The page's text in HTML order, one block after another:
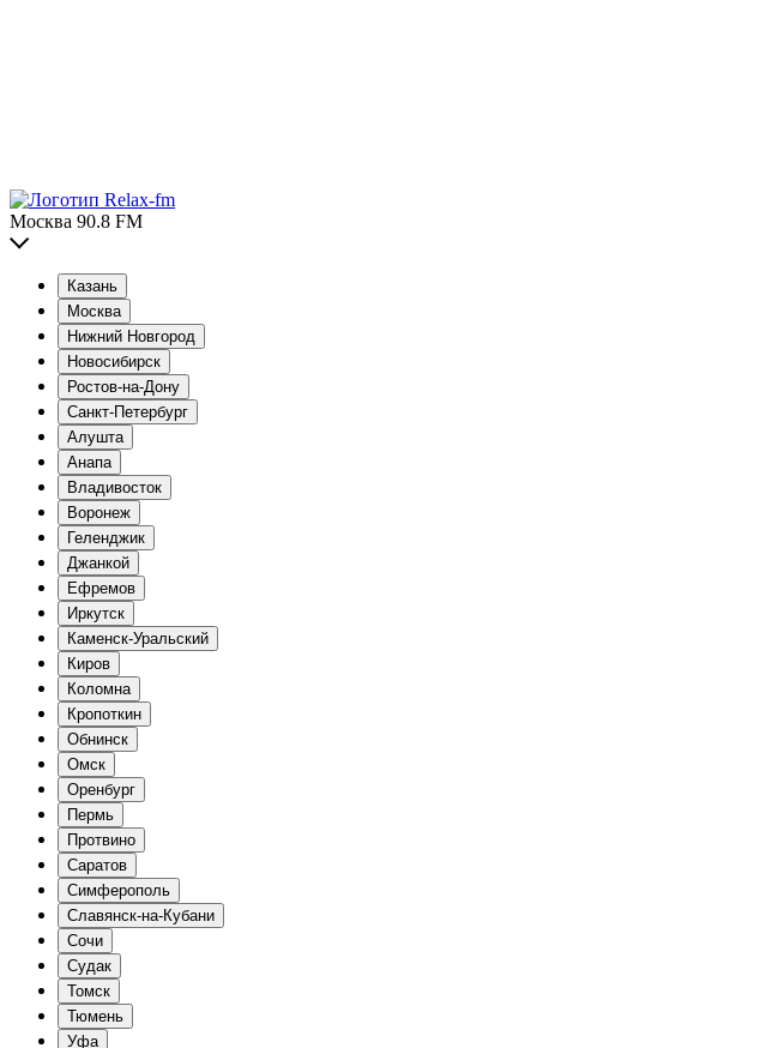
Москва 90.8 FM
Казань
Москва
Нижний Новгород
Новосибирск
Ростов-на-Дону
Санкт-Петербург
Алушта
Анапа
Владивосток
Воронеж
Геленджик
Джанкой
Ефремов
Иркутск
Каменск-Уральский
Киров
Коломна
Кропоткин
Обнинск
Омск
Оренбург
Пермь
Протвино
Саратов
Симферополь
Славянск-на-Кубани
Сочи
Судак
Томск
Тюмень
Уфа